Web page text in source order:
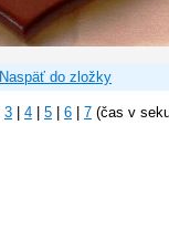
Naspäť do zložky
3 4 5 6 7 (čas v